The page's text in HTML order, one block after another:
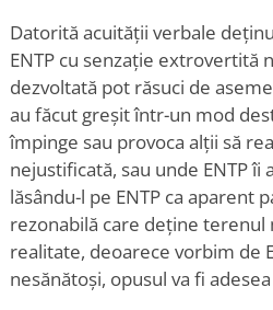
Datorită acuității verbale
ENTP cu senzație extrovertită
dezvoltată pot răsuci de
au făcut greșit într-un mod
împinge sau provoca alții să
nejustificată, sau unde ENTP îi
lăsându-l pe ENTP ca aparent
rezonabilă care deține terenul
realitate, deoarece vorbim de
nesănătoși, opusul va fi